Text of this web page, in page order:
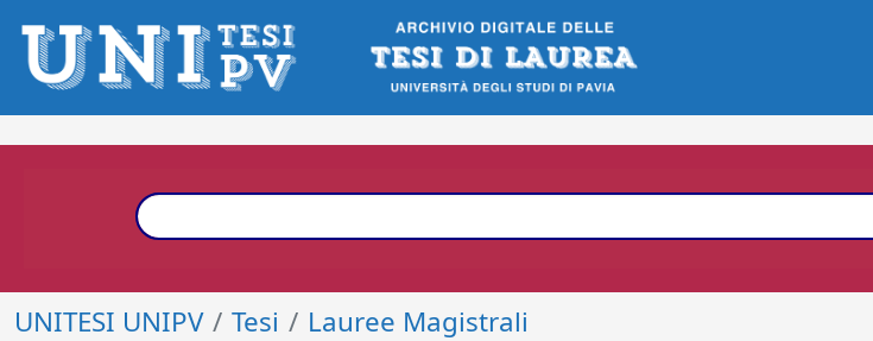
UNITESI UNIPV Tesi Lauree Magistrali